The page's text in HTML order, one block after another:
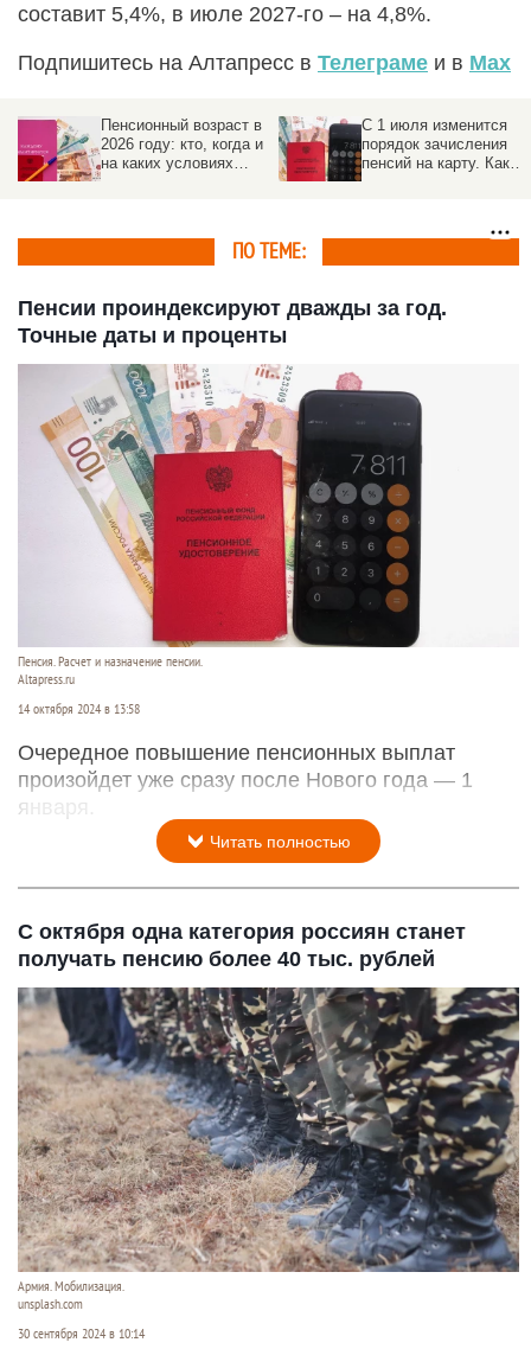
составит 5,4%, в июле 2027-го – на 4,8%.
Подпишитесь на Алтапресс в Телеграме и в Max
Пенсионный возраст в
2026 году: кто, когда и
на каких условиях
С 1 июля изменится
порядок зачисления
пенсий на карту. Как
ПО ТЕМЕ:
Пенсии проиндексируют дважды за год.
Точные даты и проценты
Пенсия. Расчет и назначение пенсии.
Altapress.ru
14 октября 2024 в 13:58
Очередное повышение пенсионных выплат
произойдет уже сразу после Нового года — 1
января.
Читать полностью
С октября одна категория россиян станет
получать пенсию более 40 тыс. рублей
Армия. Мобилизация.
unsplash.com
30 сентября 2024 в 10:14